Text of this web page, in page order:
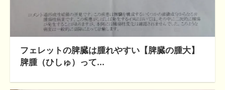
フェレットの脾臓は腫れやすい【脾臓の腫大】
脾腫（ひしゅ）って...